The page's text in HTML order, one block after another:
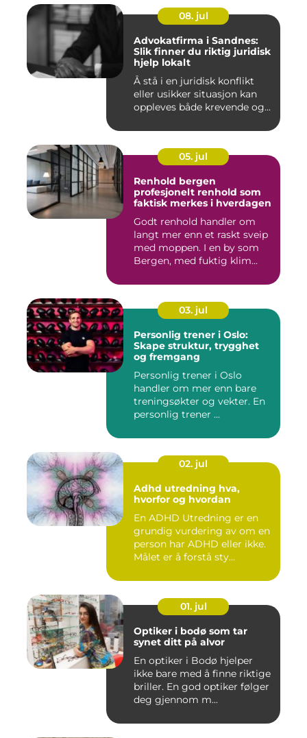
08. jul
Advokatfirma i Sandnes:
Slik finner du riktig juridisk
hjelp lokalt
Å stå i en juridisk konflikt
eller usikker situasjon kan
oppleves både krevende og...
05. jul
Renhold bergen
profesjonelt renhold som
faktisk merkes i hverdagen
Godt renhold handler om
langt mer enn et raskt sveip
med moppen. I en by som
Bergen, med fuktig klim...
03. jul
Personlig trener i Oslo:
Skape struktur, trygghet
og fremgang
Personlig trener i Oslo
handler om mer enn bare
treningsøkter og vekter. En
personlig trener ...
02. jul
Adhd utredning hva,
hvorfor og hvordan
En ADHD Utredning er en
grundig vurdering av om en
person har ADHD eller ikke.
Målet er å forstå sty...
01. jul
Optiker i bodø som tar
synet ditt på alvor
En optiker i Bodø hjelper
ikke bare med å finne riktige
briller. En god optiker følger
deg gjennom m...